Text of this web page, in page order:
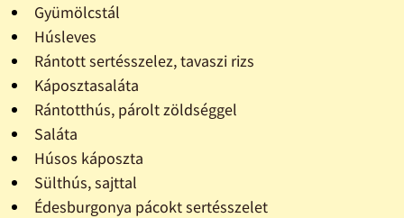
Gyümölcstál
Húsleves
Rántott sertésszelez, tavaszi rizs
Káposztasaláta
Rántotthús, párolt zöldséggel
Saláta
Húsos káposzta
Sülthús, sajttal
Édesburgonya pácokt sertésszelet